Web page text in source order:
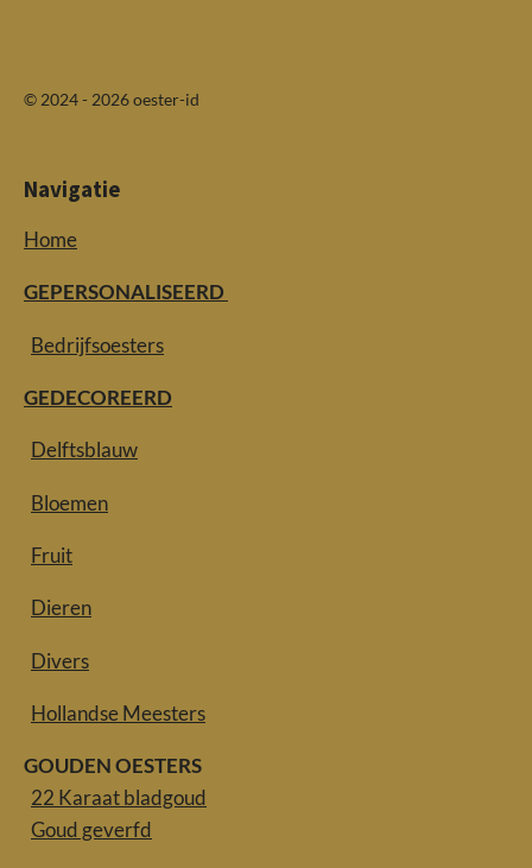
© 2024 - 2026 oester-id
Navigatie
Home
GEPERSONALISEERD
Bedrijfsoesters
GEDECOREERD
Delftsblauw
Bloemen
Fruit
Dieren
Divers
Hollandse Meesters
GOUDEN OESTERS
22 Karaat bladgoud
Goud geverfd